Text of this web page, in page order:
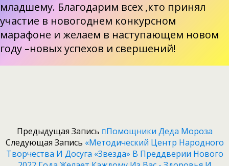
младшему. Благодарим всех ,кто принял
участие в новогоднем конкурсном
марафоне и желаем в наступающем новом
году –новых успехов и свершений!
Предыдущая Запись
Помощники Деда Мороза
Следующая Запись «Методический Центр Народного
Творчества И Досуга «Звезда» В Преддверии Нового